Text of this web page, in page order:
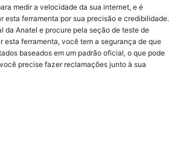
medir a velocidade da sua internet, e é
esta ferramenta por sua precisão e credibilidade.
da Anatel e procure pela seção de teste de
esta ferramenta, você tem a segurança de que
baseados em um padrão oficial, o que pode
precise fazer reclamações junto à sua